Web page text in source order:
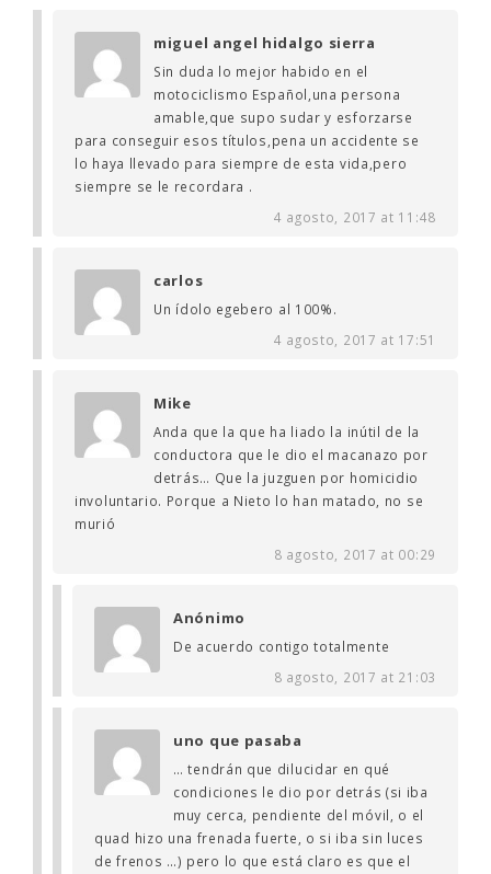
miguel angel hidalgo sierra
Sin duda lo mejor habido en el
motociclismo Español,una persona
amable,que supo sudar y esforzarse
para conseguir esos títulos,pena un accidente se
lo haya llevado para siempre de esta vida,pero
siempre se le recordara .
4 agosto, 2017 at 11:48
carlos
Un ídolo egebero al 100%.
4 agosto, 2017 at 17:51
Mike
Anda que la que ha liado la inútil de la
conductora que le dio el macanazo por
detrás… Que la juzguen por homicidio
involuntario. Porque a Nieto lo han matado, no se
murió
8 agosto, 2017 at 00:29
Anónimo
De acuerdo contigo totalmente
8 agosto, 2017 at 21:03
uno que pasaba
… tendrán que dilucidar en qué
condiciones le dio por detrás (si iba
muy cerca, pendiente del móvil, o el
quad hizo una frenada fuerte, o si iba sin luces
de frenos …) pero lo que está claro es que el